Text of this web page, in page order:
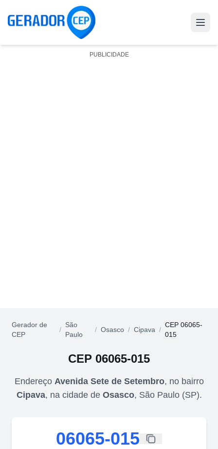
PUBLICIDADE
Gerador de
CEP
/
São
Paulo
/ Osasco / Cipava /
CEP 06065-
015
CEP 06065-015
Endereço Avenida Sete de Setembro, no bairro
Cipava, na cidade de Osasco, São Paulo(SP).
06065-015